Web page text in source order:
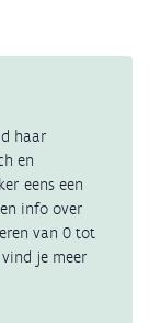
haar
en
eens een
info over
van 0 tot
vind je meer